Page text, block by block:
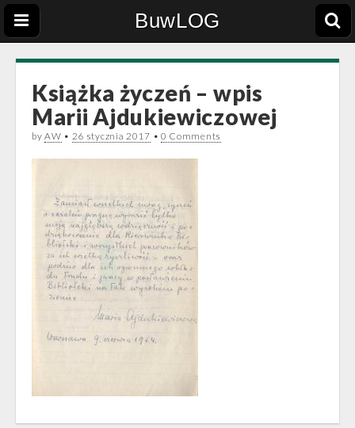
BuwLOG
Książka życzeń – wpis
Marii Ajdukiewiczowej
byAW • 26 stycznia 2017 • 0 Comments